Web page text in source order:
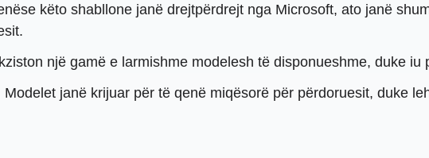
këto shabllone janë drejtpërdrejt nga Microsoft, ato janë
një gamë e larmishme modelesh të disponueshme, duke
janë krijuar për të qenë miqësorë për përdoruesit, duke